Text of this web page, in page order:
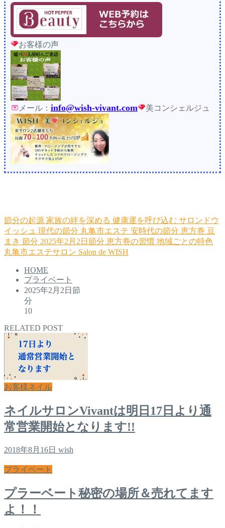
お客様の声
メール： info@wish-vivant.com 美コンシェルジュ
節分の起源 家族の絆を深める 健康運を呼び込む サロンドウ
イッシュ 現代の節分 丸亀市エステ 安時代の節分 恵方巻 豆
まき 節分 2025年2月2日節分 恵方巻の習慣 地域ごとの特色
丸亀市エステサロン Salon de WISH
HOME
プライベート
2025年2月2日節
RELATED POST
お客様ネイル
ネイルサロンVivantは明日17日より通
常営業開始となります!!
2018年8月16日 wish
プライベート
プラーベート秘密の場所＆売れてます
よ！！